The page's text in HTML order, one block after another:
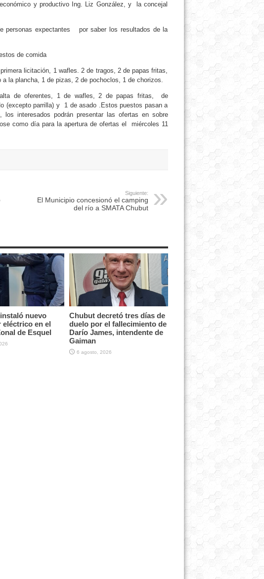
y productivo Ing. Liz González, y la concejal
personas expectantes por saber los resultados de la
de comida
licitación, 1 wafles. 2 de tragos, 2 de papas fritas,
la plancha, 1 de pizas, 2 de pochoclos, 1 de chorizos.
de oferentes, 1 de wafles, 2 de papas fritas, de
(excepto parrilla) y 1 de asado .Estos puestos pasan a
interesados podrán presentar las ofertas en sobre
como día para la apertura de ofertas el miércoles 11
Siguiente:
El Municipio concesionó el camping
del río a SMATA Chubut
nuevo
eléctrico en el
de Esquel
Chubut decretó tres días de
duelo por el fallecimiento de
Darío James, intendente de
Gaiman
6 agosto, 2026